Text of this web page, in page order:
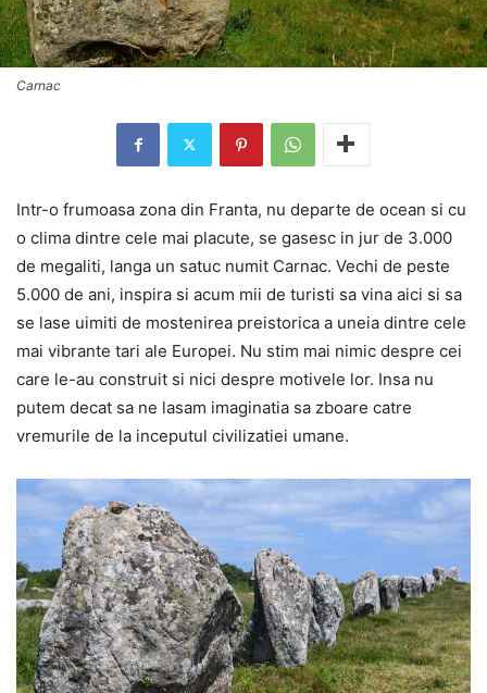
Carnac
Intr-o frumoasa zona din Franta, nu departe de ocean si cu
o clima dintre cele mai placute, se gasesc in jur de 3.000
de megaliti, langa un satuc numit Carnac. Vechi de peste
5.000 de ani, inspira si acum mii de turisti sa vina aici si sa
se lase uimiti de mostenirea preistorica a uneia dintre cele
mai vibrante tari ale Europei. Nu stim mai nimic despre cei
care le-au construit si nici despre motivele lor. Insa nu
putem decat sa ne lasam imaginatia sa zboare catre
vremurile de la inceputul civilizatiei umane.